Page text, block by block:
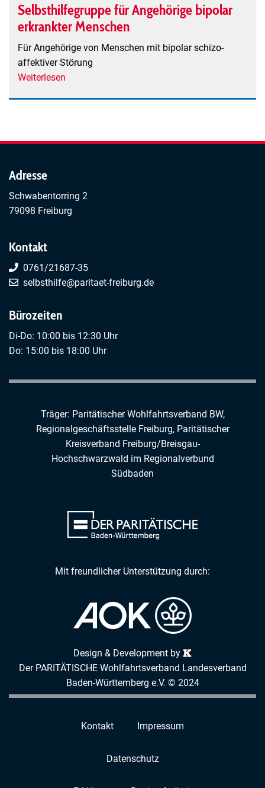
von
Psychisch
Kranken
in
Selbsthilfegruppe für Angehörige bipolar
erkrankter Menschen
Für Angehörige von Menschen mit bipolar schizo-
affektiver Störung
Weiterlesen
Adresse
Schwabentorring 2
79098 Freiburg
Kontakt
0761/21687-35
selbsthilfe@paritaet-freiburg.de
Bürozeiten
Di-Do: 10:00 bis 12:30 Uhr
Do: 15:00 bis 18:00 Uhr
Träger: Paritätischer Wohlfahrtsverband BW,
Regionalgeschäftsstelle Freiburg, Paritätischer
Kreisverband Freiburg/Breisgau-
Hochschwarzwald im Regionalverbund
Südbaden
Mit freundlicher Unterstützung durch:
Design & Development by
Der PARITÄTISCHE Wohlfahrtsverband Landesverband
Baden-Württemberg e.V. © 2024
Kontakt Impressum
Datenschutz